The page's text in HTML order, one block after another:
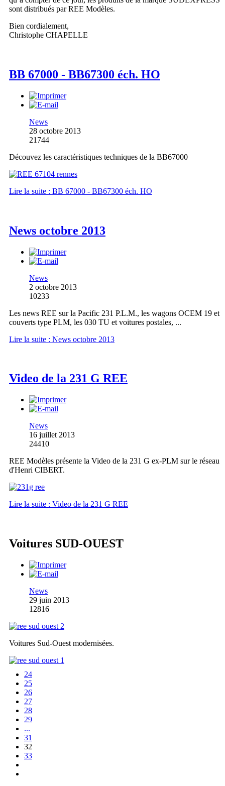
sont distribués par REE Modèles.
Bien cordialement,
Christophe CHAPELLE
BB 67000 - BB67300 éch. HO
News
28 octobre 2013
21744
Découvez les caractéristiques techniques de la BB67000
Lire la suite : BB 67000 - BB67300 éch. HO
News octobre 2013
News
2 octobre 2013
10233
Les news REE sur la Pacific 231 P.L.M., les wagons OCEM 19 et
couverts type PLM, les 030 TU et voitures postales, ...
Lire la suite : News octobre 2013
Video de la 231 G REE
News
16 juillet 2013
24410
REE Modèles présente la Video de la 231 G ex-PLM sur le réseau
d'Henri CIBERT.
Lire la suite : Video de la 231 G REE
Voitures SUD-OUEST
News
29 juin 2013
12816
Voitures Sud-Ouest modernisées.
24
25
26
27
28
29
...
31
32
33